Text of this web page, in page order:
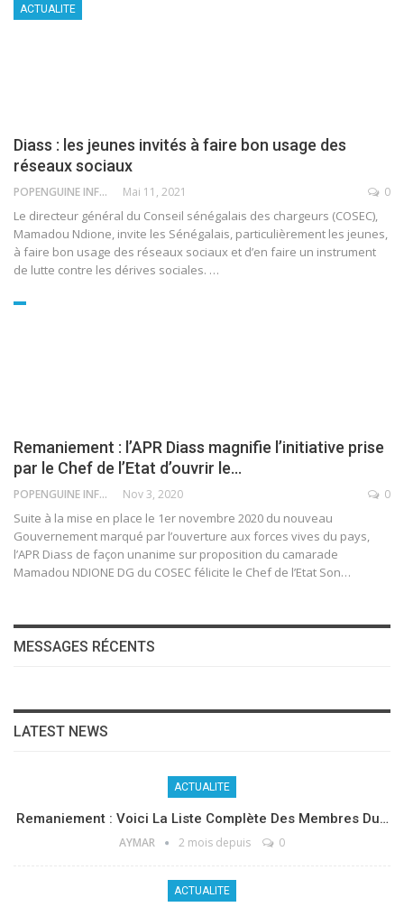
ACTUALITE
Diass : les jeunes invités à faire bon usage des
réseaux sociaux
POPENGUINE INFO Mai 11, 2021 0
Le directeur général du Conseil sénégalais des chargeurs (COSEC),
Mamadou Ndione, invite les Sénégalais, particulièrement les jeunes,
à faire bon usage des réseaux sociaux et d’en faire un instrument
de lutte contre les dérives sociales. …
Remaniement : l’APR Diass magnifie l’initiative prise
par le Chef de l’Etat d’ouvrir le…
POPENGUINE INFO Nov 3, 2020 0
Suite à la mise en place le 1er novembre 2020 du nouveau
Gouvernement marqué par l’ouverture aux forces vives du pays,
l’APR Diass de façon unanime sur proposition du camarade
Mamadou NDIONE DG du COSEC félicite le Chef de l’Etat Son…
MESSAGES RÉCENTS
LATEST NEWS
ACTUALITE
Remaniement : Voici La Liste Complète Des Membres Du…
AYMAR 2 mois depuis 0
ACTUALITE